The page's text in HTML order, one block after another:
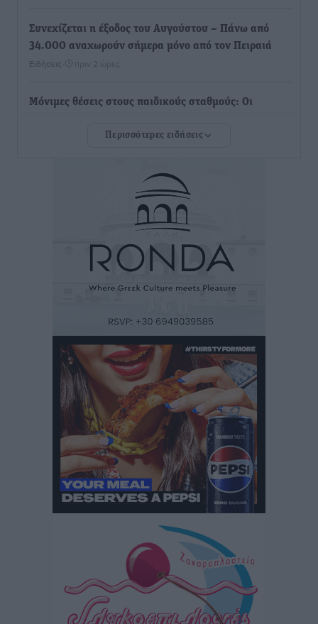
Συνεχίζεται η έξοδος του Αυγούστου – Πάνω από
34.000 αναχωρούν σήμερα μόνο από τον Πειραιά
Ειδήσεις πριν 2 ώρες
Μόνιμες θέσεις στους παιδικούς σταθμούς: Οι
για τους δήμους
Δεύτερη πηγή εισοδήματος για τους επαγγελματίες
ψαράδες ο αλιευτικός τουρισμός
Μαρία Εκμεκτσίογλου: Η πίστη μου είναι το
μεγαλύτερο στήριγμα μου – Το προσκύνημα στην ιερά
πριν 3 ώρες
Ακαθάριστα οικόπεδα: Τι γίνεται όταν ο ιδιοκτήτης
δεν τα καθαρίσει – Πώς κινούνται δήμοι και ΠΣ,
ποιος πληρώνει τον λογαριασμό
Τοπικές Ειδήσεις• πριν 3 ώρες
Πού κινούνται οι κρατήσεις last minute σε Ελλάδα
από Γερμανούς
Ειδήσεις• πριν 3 ώρες
παρέσυρε 72χρονο και διέφυγε
πριν 3 ώρες
Το νέο Ειδικό Χωροταξικό για τον Τουρισμό
ξανασχεδιάζει τον επενδυτικό χάρτη της Ρόδου
Περισσότερες ειδήσεις